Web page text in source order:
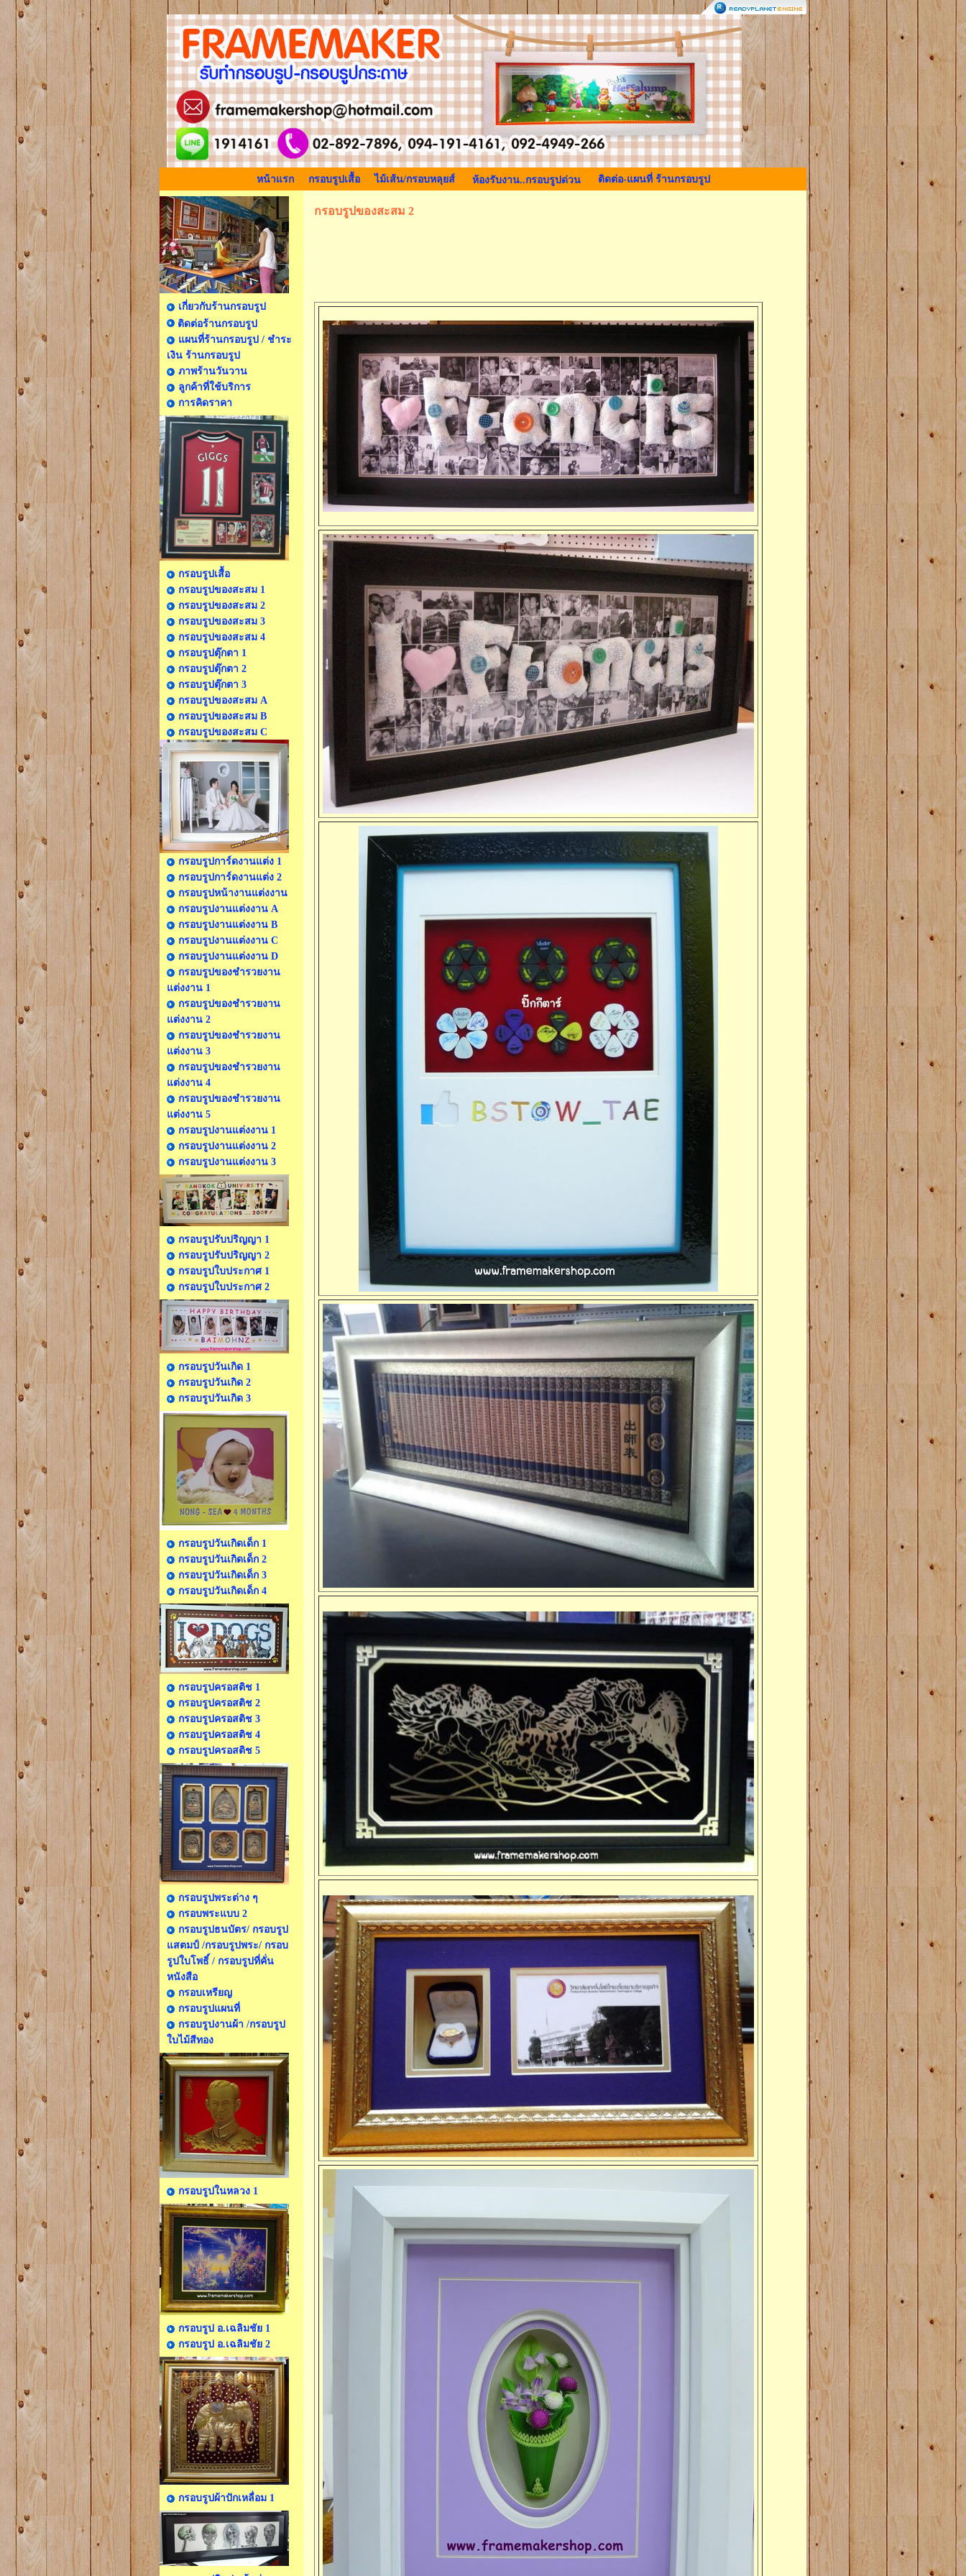
หน้าแรก กรอบรูปเสื้อ ไม้เส้น/กรอบหลุยส์ ห้องรับงาน..กรอบรูปด่วน ติดต่อ-แผนที่ ร้านกรอบรูป
เกี่ยวกับร้านกรอบรูป
ติดต่อร้านกรอบรูป
แผนที่ร้านกรอบรูป / ชำระ
เงิน ร้านกรอบรูป
ภาพร้านวันวาน
ลูกค้าที่ใช้บริการ
การคิดราคา
กรอบรูปเสื้อ
กรอบรูปของสะสม 1
กรอบรูปของสะสม 2
กรอบรูปของสะสม 3
กรอบรูปของสะสม 4
กรอบรูปตุ๊กตา 1
กรอบรูปตุ๊กตา 2
กรอบรูปตุ๊กตา 3
กรอบรูปของสะสม A
กรอบรูปของสะสม B
กรอบรูปของสะสม C
กรอบรูปการ์ดงานแต่ง 1
กรอบรูปการ์ดงานแต่ง 2
กรอบรูปหน้างานแต่งงาน
กรอบรูปงานแต่งงาน A
กรอบรูปงานแต่งงาน B
กรอบรูปงานแต่งงาน C
กรอบรูปงานแต่งงาน D
กรอบรูปของชำรวยงาน
แต่งงาน 1
กรอบรูปของชำรวยงาน
แต่งงาน 2
กรอบรูปของชำรวยงาน
แต่งงาน 3
กรอบรูปของชำรวยงาน
แต่งงาน 4
กรอบรูปของชำรวยงาน
แต่งงาน 5
กรอบรูปงานแต่งงาน 1
กรอบรูปงานแต่งงาน 2
กรอบรูปงานแต่งงาน 3
กรอบรูปรับปริญญา 1
กรอบรูปรับปริญญา 2
กรอบรูปใบประกาศ 1
กรอบรูปใบประกาศ 2
กรอบรูปวันเกิด 1
กรอบรูปวันเกิด 2
กรอบรูปวันเกิด 3
กรอบรูปวันเกิดเด็ก 1
กรอบรูปวันเกิดเด็ก 2
กรอบรูปวันเกิดเด็ก 3
กรอบรูปวันเกิดเด็ก 4
กรอบรูปครอสติช 1
กรอบรูปครอสติช 2
กรอบรูปครอสติช 3
กรอบรูปครอสติช 4
กรอบรูปครอสติช 5
กรอบรูปพระต่าง ๆ
กรอบพระแบบ 2
กรอบรูปธนบัตร/ กรอบรูป
แสตมป์ /กรอบรูปพระ/ กรอบ
รูปใบโพธิ์ / กรอบรูปที่คั่น
หนังสือ
กรอบเหรียญ
กรอบรูปแผนที่
กรอบรูปงานผ้า /กรอบรูป
ใบไม้สีทอง
กรอบรูปในหลวง 1
กรอบรูป อ.เฉลิมชัย 1
กรอบรูป อ.เฉลิมชัย 2
กรอบรูปผ้าปักเหลื่อม 1
กรอบรูปของสะสม 2